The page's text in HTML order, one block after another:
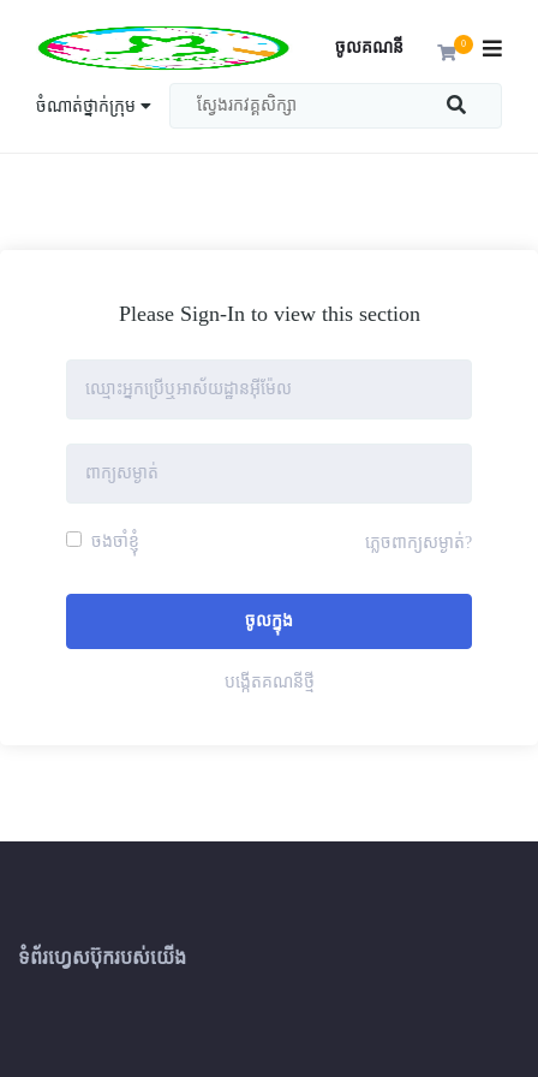
ចំណាត់ថ្នាក់ក្រុម
0
ចូលគណនី
Please Sign-In to view this section
ចងចាំខ្ញុំ ភ្លេចពាក្យសម្ងាត់?
បង្កើតគណនីថ្មី
ទំព័រហ្វេសប៊ុករបស់យើង